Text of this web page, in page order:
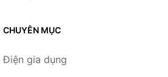
CHUYÊN MỤC
Điện gia dụng